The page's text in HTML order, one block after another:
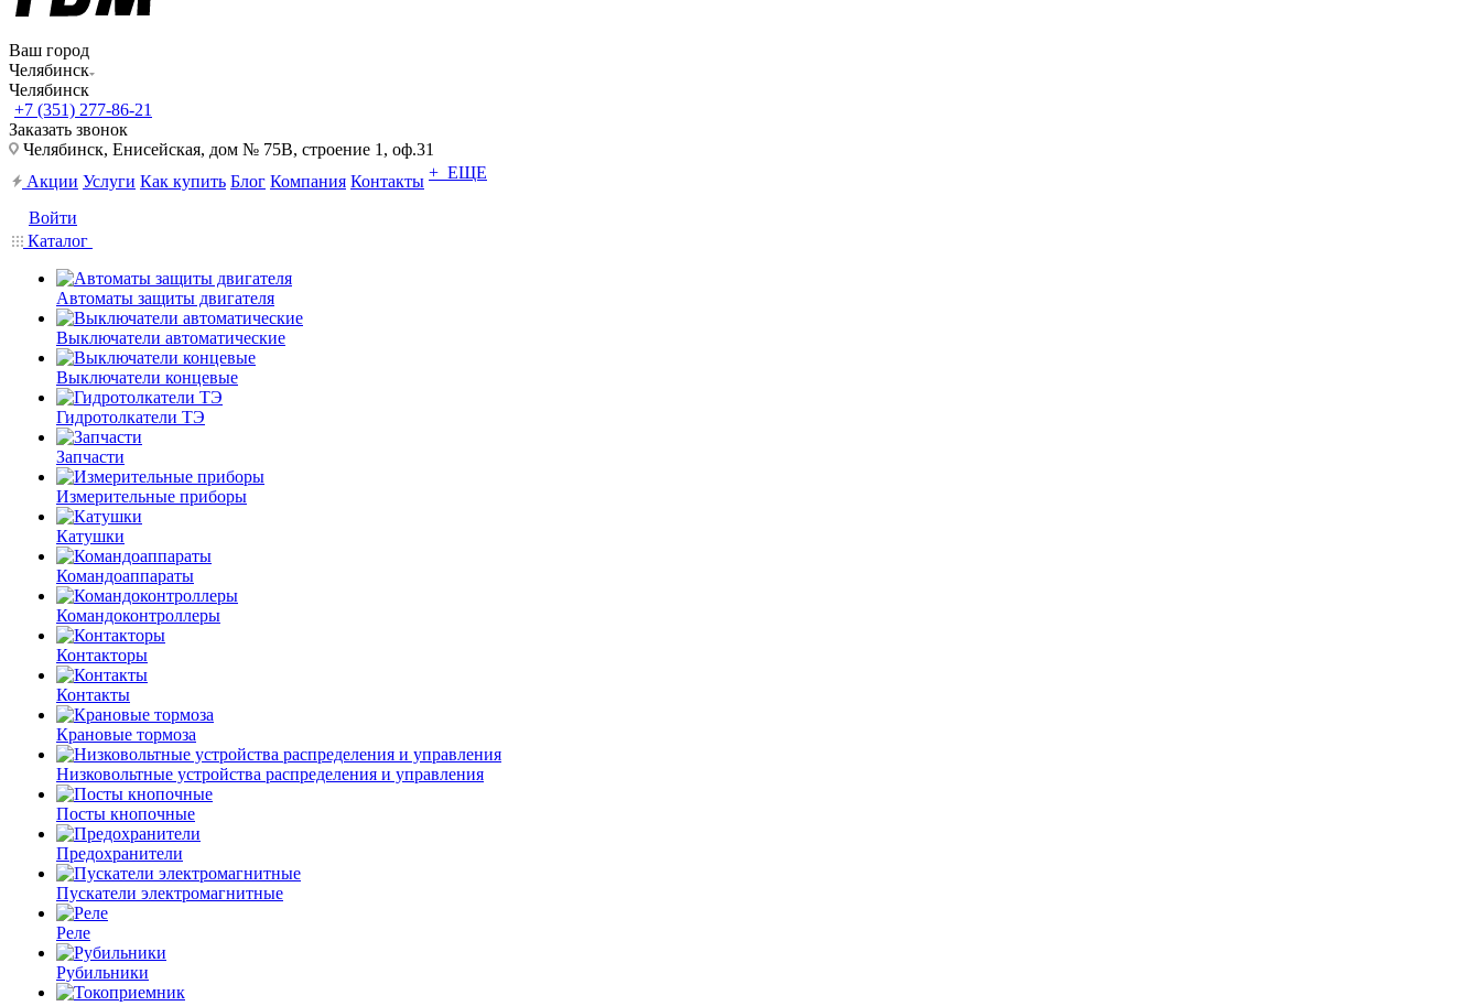
Ваш город
Челябинск
Челябинск
+7 (351) 277-86-21
Заказать звонок
Челябинск, Енисейская, дом № 75В, строение 1, оф.31
Акции Услуги Как купить Блог Компания Контакты + ЕЩЕ
Войти
Каталог
Автоматы защиты двигателя
Выключатели автоматические
Выключатели концевые
Гидротолкатели ТЭ
Запчасти
Измерительные приборы
Катушки
Командоаппараты
Командоконтроллеры
Контакторы
Контакты
Крановые тормоза
Низковольтные устройства распределения и управления
Посты кнопочные
Предохранители
Пускатели электромагнитные
Реле
Рубильники